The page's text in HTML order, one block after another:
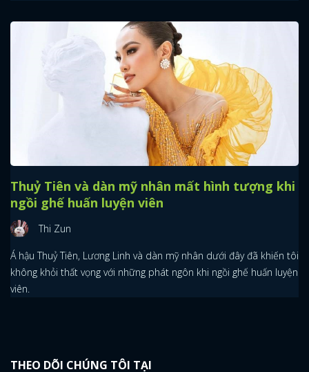
x
ĐĂNG NHẬP
GOOGLE
Thuỷ Tiên và dàn mỹ nhân mất hình tượng khi
ngồi ghế huấn luyện viên
Thi Zun
Á hậu Thuỷ Tiên, Lương Linh và dàn mỹ nhân dưới đây đã khiến tôi
không khỏi thất vọng với những phát ngôn khi ngồi ghế huấn luyện
viên.
THEO DÕI CHÚNG TÔI TẠI